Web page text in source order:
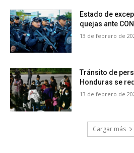
Estado de
quejas ante
13 de febrero de
Tránsito de
Honduras se
13 de febrero de
Cargar más